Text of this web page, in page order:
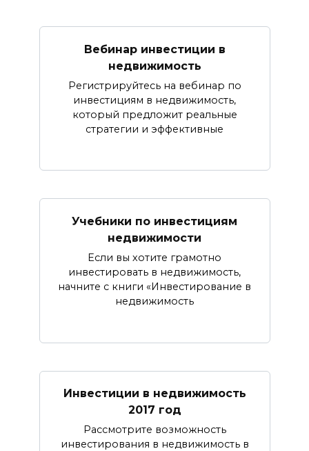
Вебинар инвестиции в
недвижимость
Регистрируйтесь на вебинар по
инвестициям в недвижимость,
который предложит реальные
стратегии и эффективные
Учебники по инвестициям
недвижимости
Если вы хотите грамотно
инвестировать в недвижимость,
начните с книги «Инвестирование в
недвижимость
Инвестиции в недвижимость
2017 год
Рассмотрите возможность
инвестирования в недвижимость в